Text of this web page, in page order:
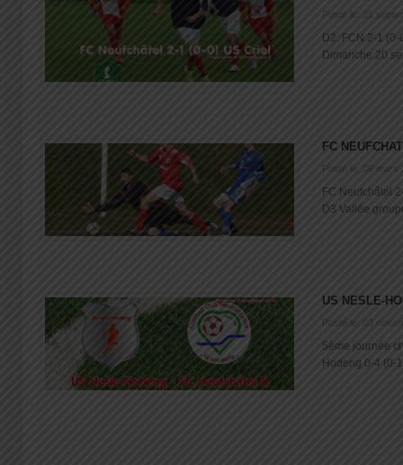
Posté le: 21
D2: FCN 2-1
Dimanche 20
FC
Posté le: 09 mars
FC Neufchâtel
D3 Vallée
US NESLE-
Posté le: 03
5ème journée
Hodeng 0-4 (0-